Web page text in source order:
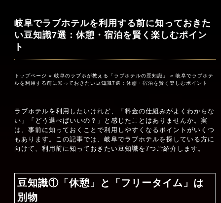
岐阜でラブホテルを利用する前に知っておきた
い豆知識7選：休憩・宿泊を賢く楽しむポイン
ト
トップページ » 岐阜のラブホが教える「ラブホテルの豆知識」
» 岐阜でラブホテ
ルを利用する前に知っておきたい豆知識7選：休憩・宿泊を賢く楽しむポイント
ラブホテルを利用したいけれど、「料金の仕組みがよくわからな
い」「どう選べばいいの？」と感じたことはありませんか。実
は、事前に知っておくことで利用しやすくなるポイントがいくつ
もあります。この記事では、岐阜でラブホテルを探している方に
向けて、利用前に知っておきたい豆知識を7つご紹介します。
豆知識①「休憩」と「フリータイム」は
別物